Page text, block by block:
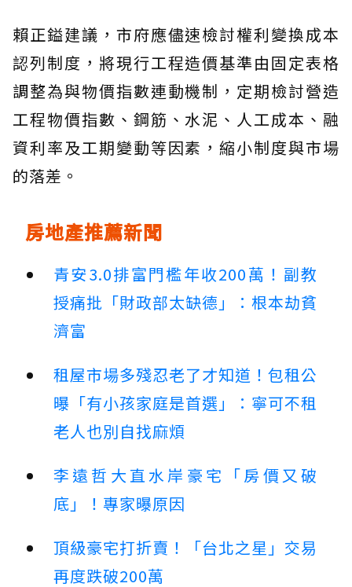
賴正鎰建議，市府應儘速檢討權利變換成本
認列制度，將現行工程造價基準由固定表格
調整為與物價指數連動機制，定期檢討營造
工程物價指數、鋼筋、水泥、人工成本、融
資利率及工期變動等因素，縮小制度與市場
的落差。
房地產推薦新聞
青安3.0排富門檻年收200萬！副教
授痛批「財政部太缺德」：根本劫貧
濟富
租屋市場多殘忍老了才知道！包租公
曝「有小孩家庭是首選」：寧可不租
老人也別自找麻煩
李遠哲大直水岸豪宅「房價又破
底」！專家曝原因
頂級豪宅打折賣！「台北之星」交易
再度跌破200萬